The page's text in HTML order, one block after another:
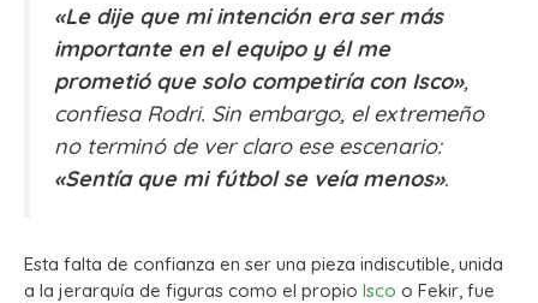
«Le dije que mi intención era ser más
importante en el equipo y él me
prometió que solo competiría con Isco»,
confiesa Rodri. Sin embargo, el extremeño
no terminó de ver claro ese escenario:
«Sentía que mi fútbol se veía menos».
Esta falta de confianza en ser una pieza indiscutible, unida
a la jerarquía de figuras como el propio Isco o Fekir, fue